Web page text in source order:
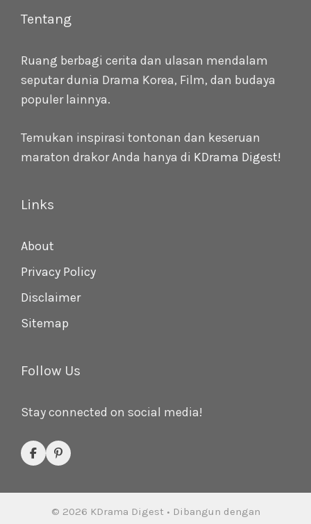
Tentang
Ruang berbagi cerita dan ulasan mendalam
seputar dunia Drama Korea, Film, dan budaya
populer lainnya.
Temukan inspirasi tontonan dan keseruan
maraton drakor Anda hanya di KDrama Digest!
Links
About
Privacy Policy
Disclaimer
Sitemap
Follow Us
Stay connected on social media!
© 2026 KDrama Digest• Dibangun dengan